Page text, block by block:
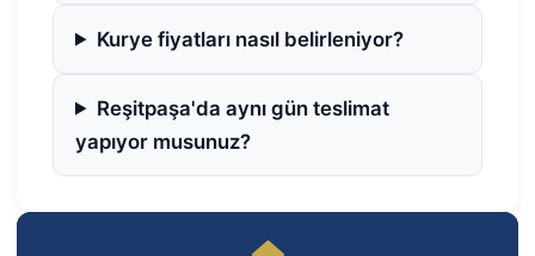
Kurye fiyatları nasıl belirleniyor?
Reşitpaşa'da aynı gün teslimat
yapıyor musunuz?